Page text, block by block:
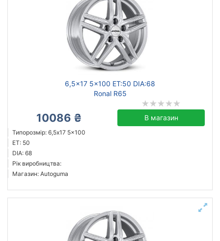
6,5x17 5x100 ET:50 DIA:68
Ronal R65
10086 ₴ В магазин
Типорозмір: 6,5x17 5x100
ET: 50
DIA: 68
Рік виробництва:
Магазин: Autoguma
до
до
Mak
ZF
Flow Forming